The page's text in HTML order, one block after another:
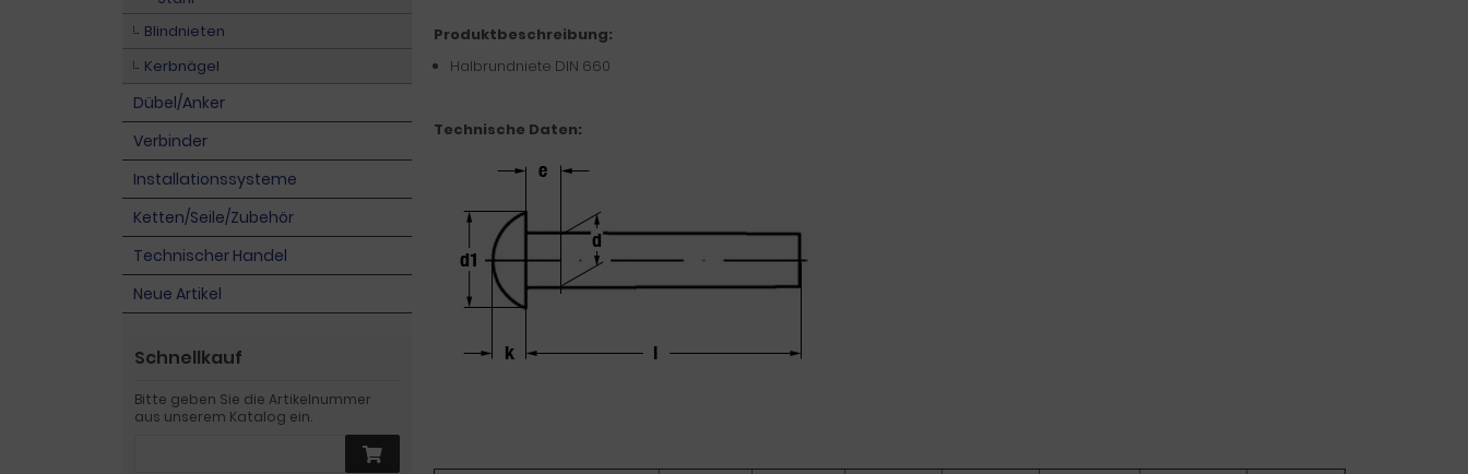
Produktbeschreibung:
Halbrundniete DIN 660
Technische Daten:
Blindnieten
Kerbnägel
Dübel/Anker
Verbinder
Installationssysteme
Ketten/Seile/Zubehör
Technischer Handel
Neue Artikel
Schnellkauf
Bitte geben Sie die Artikelnummer
aus unserem Katalog ein.